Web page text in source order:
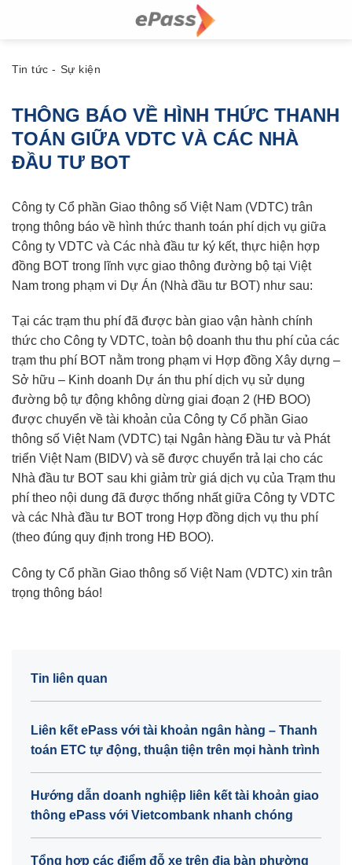
Tin tức - Sự kiện
THÔNG BÁO VỀ HÌNH THỨC THANH
TOÁN GIỮA VDTC VÀ CÁC NHÀ
ĐẦU TƯ BOT
Công ty Cổ phần Giao thông số Việt Nam (VDTC) trân
trọng thông báo về hình thức thanh toán phí dịch vụ giữa
Công ty VDTC và Các nhà đầu tư ký kết, thực hiện hợp
đồng BOT trong lĩnh vực giao thông đường bộ tại Việt
Nam trong phạm vi Dự Án (Nhà đầu tư BOT) như sau:
Tại các trạm thu phí đã được bàn giao vận hành chính
thức cho Công ty VDTC, toàn bộ doanh thu thu phí của các
trạm thu phí BOT nằm trong phạm vi Hợp đồng Xây dựng –
Sở hữu – Kinh doanh Dự án thu phí dịch vụ sử dụng
đường bộ tự động không dừng giai đoạn 2 (HĐ BOO)
được chuyển về tài khoản của Công ty Cổ phần Giao
thông số Việt Nam (VDTC) tại Ngân hàng Đầu tư và Phát
triển Việt Nam (BIDV) và sẽ được chuyển trả lại cho các
Nhà đầu tư BOT sau khi giảm trừ giá dịch vụ của Trạm thu
phí theo nội dung đã được thống nhất giữa Công ty VDTC
và các Nhà đầu tư BOT trong Hợp đồng dịch vụ thu phí
(theo đúng quy định trong HĐ BOO).
Công ty Cổ phần Giao thông số Việt Nam (VDTC) xin trân
trọng thông báo!
Tin liên quan
Liên kết ePass với tài khoản ngân hàng – Thanh
toán ETC tự động, thuận tiện trên mọi hành trình
Hướng dẫn doanh nghiệp liên kết tài khoản giao
thông ePass với Vietcombank nhanh chóng
Tổng hợp các điểm đỗ xe trên địa bàn phường